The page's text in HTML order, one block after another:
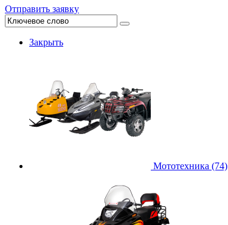
Отправить заявку
Закрыть
Мототехника (74)